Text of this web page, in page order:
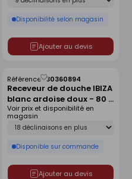
Disponibilité selon magasin
Ajouter au devis
Receveur de douche IBIZA
blanc ardoise doux - 80 x
120 cm
Référence :30360894
Déclinaison
Disponible sur commande
Voir prix et disponibilité en
magasin
Ajouter au devis
Enregistrer
comme
liste